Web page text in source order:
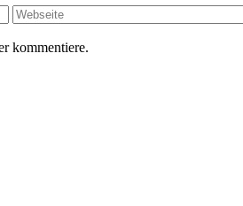
kommentiere.